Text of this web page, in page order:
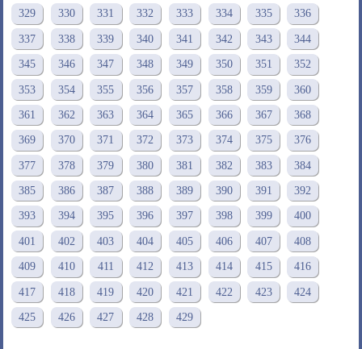
329 330 331 332 333 334 335 336
337 338 339 340 341 342 343 344
345 346 347 348 349 350 351 352
353 354 355 356 357 358 359 360
361 362 363 364 365 366 367 368
369 370 371 372 373 374 375 376
377 378 379 380 381 382 383 384
385 386 387 388 389 390 391 392
393 394 395 396 397 398 399 400
401 402 403 404 405 406 407 408
409 410 411 412 413 414 415 416
417 418 419 420 421 422 423 424
425 426 427 428 429